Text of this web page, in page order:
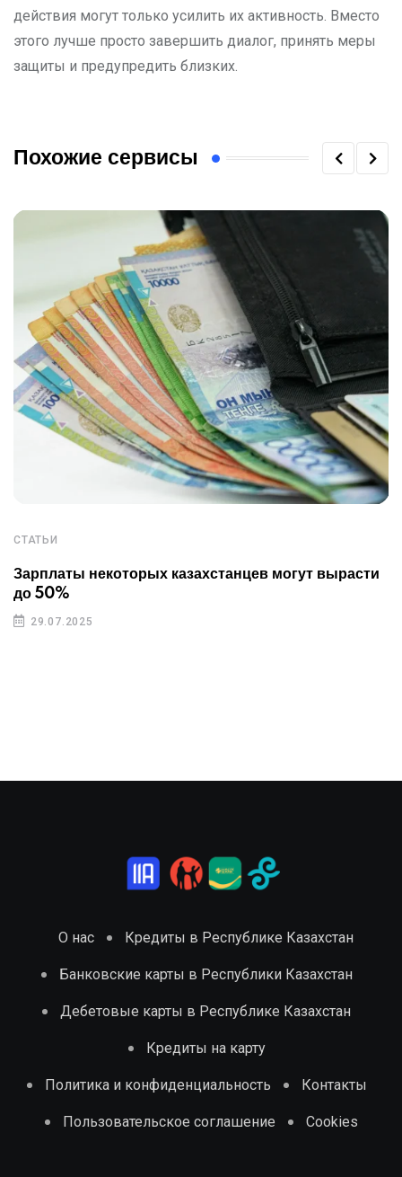
действия могут только усилить их активность. Вместо
этого лучше просто завершить диалог, принять меры
защиты и предупредить близких.
Похожие сервисы
СТАТЬИ
Зарплаты некоторых казахстанцев могут вырасти
до 50%
29.07.2025
О нас Кредиты в Республике Казахстан
Банковские карты в Республики Казахстан
Дебетовые карты в Республике Казахстан
Кредиты на карту
Политика и конфиденциальность Контакты
Пользовательское соглашение Cookies